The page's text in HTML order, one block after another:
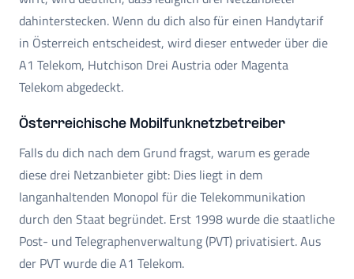
dahinterstecken. Wenn du dich also für einen Handytarif
in Österreich entscheidest, wird dieser entweder über die
A1 Telekom, Hutchison Drei Austria oder Magenta
Telekom abgedeckt.
Österreichische Mobilfunknetzbetreiber
Falls du dich nach dem Grund fragst, warum es gerade
diese drei Netzanbieter gibt: Dies liegt in dem
langanhaltenden Monopol für die Telekommunikation
durch den Staat begründet. Erst 1998 wurde die staatliche
Post- und Telegraphenverwaltung (PVT) privatisiert. Aus
der PVT wurde die A1 Telekom.